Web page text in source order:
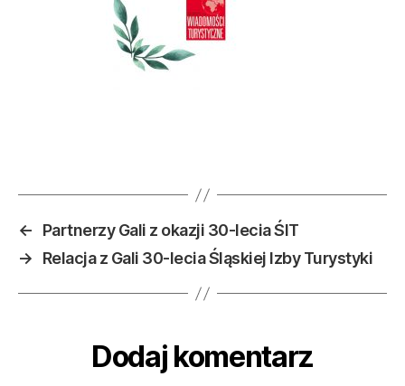
←
Partnerzy Gali z okazji 30-lecia ŚIT
→
Relacja z Gali 30-lecia Śląskiej Izby Turystyki
Dodaj komentarz